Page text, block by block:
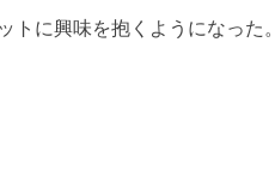
トに興味を抱くようになった。